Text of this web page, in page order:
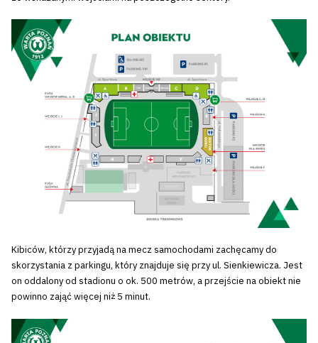
Kibiców, którzy przyjadą na mecz samochodami zachęcamy do
skorzystania z parkingu, który znajduje się przy ul. Sienkiewicza. Jest
on oddalony od stadionu o ok. 500 metrów, a przejście na obiekt nie
powinno zająć więcej niż 5 minut.